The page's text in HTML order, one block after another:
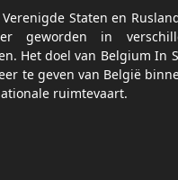
Staten en
geworden in
Het doel van Belgium In
te geven van België
ruimtevaart.